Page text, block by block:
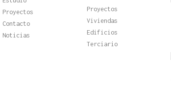
Proyectos
Contacto
Noticias
Proyectos
Viviendas
Edificios
Terciario